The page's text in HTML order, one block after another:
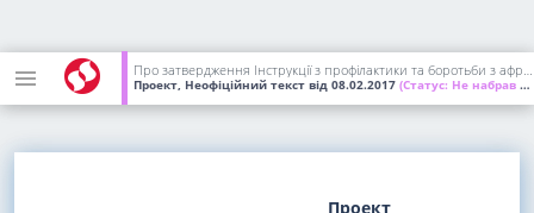
Про затвердження Інструкції з профілактики та боротьби з африканською чумою свиней (неофіційний текст)
Проект, Неофіційний текст від 08.02.2017 (Статус: Не набрав чинності)
Проект